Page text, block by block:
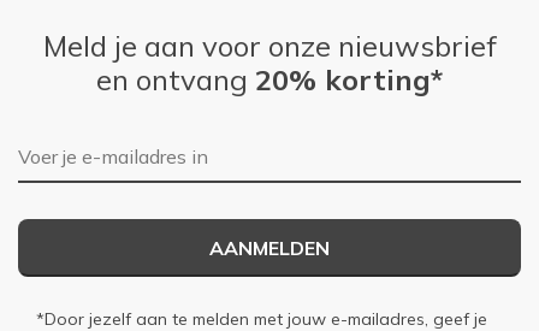
Meld je aan voor onze nieuwsbrief
en ontvang 20% korting*
E-mailadres
AANMELDEN
*Door jezelf aan te melden met jouw e-mailadres, geef je